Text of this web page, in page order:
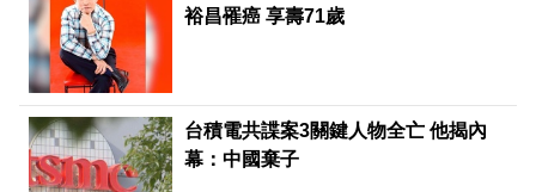
裕昌罹癌 享壽71歲
台積電共諜案3關鍵人物全亡 他揭內
幕：中國棄子